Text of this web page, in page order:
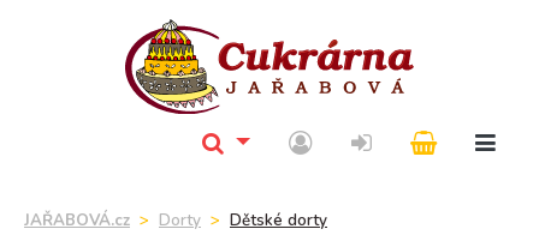
JAŘABOVÁ.cz Dorty Dětské dorty